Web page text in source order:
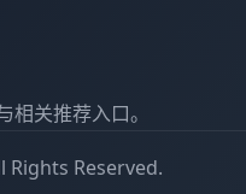
关推荐入口。
Rights Reserved.